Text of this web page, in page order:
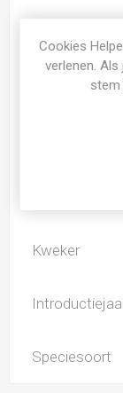
Spider
Kweker
Speciesoort
Cookies
verlenen.
stem